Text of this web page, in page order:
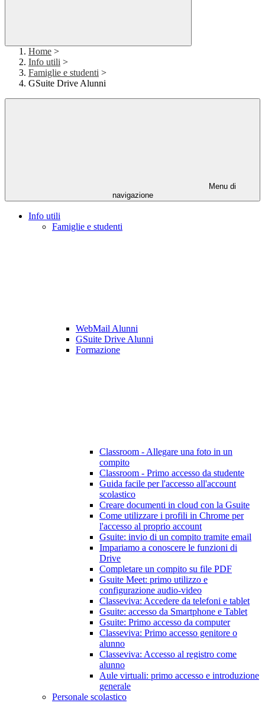
Home >
Info utili >
Famiglie e studenti >
GSuite Drive Alunni
Menu di
navigazione
Info utili
Famiglie e studenti
WebMail Alunni
GSuite Drive Alunni
Formazione
Classroom - Allegare una foto in un
compito
Classroom - Primo accesso da studente
Guida facile per l'accesso all'account
scolastico
Creare documenti in cloud con la Gsuite
Come utilizzare i profili in Chrome per
l'accesso al proprio account
Gsuite: invio di un compito tramite email
Impariamo a conoscere le funzioni di
Drive
Completare un compito su file PDF
Gsuite Meet: primo utilizzo e
configurazione audio-video
Classeviva: Accedere da telefoni e tablet
Gsuite: accesso da Smartphone e Tablet
Gsuite: Primo accesso da computer
Classeviva: Primo accesso genitore o
alunno
Classeviva: Accesso al registro come
alunno
Aule virtuali: primo accesso e introduzione
generale
Personale scolastico